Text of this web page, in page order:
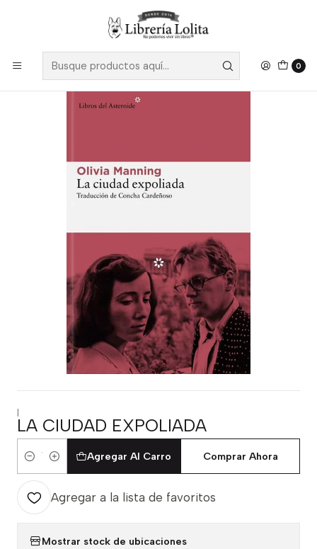
0
Despacho a todo Chile
|
LA CIUDAD EXPOLIADA
Cantidad
Agregar Al Carro Comprar Ahora
Agregar a la lista de favoritos
Mostrar stock de ubicaciones